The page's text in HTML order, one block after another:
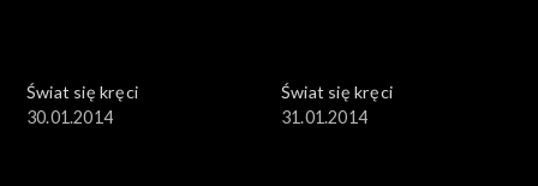
Świat się kręci
30.01.2014
Świat się kręci
31.01.2014